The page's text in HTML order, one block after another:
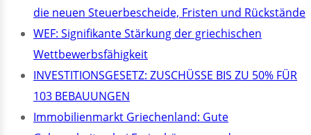
die neuen Steuerbescheide, Fristen und Rückstände
WEF: Signifikante Stärkung der griechischen
Wettbewerbsfähigkeit
INVESTITIONSGESETZ: ZUSCHÜSSE BIS ZU 50% FÜR
103 BEBAUUNGEN
Immobilienmarkt Griechenland: Gute